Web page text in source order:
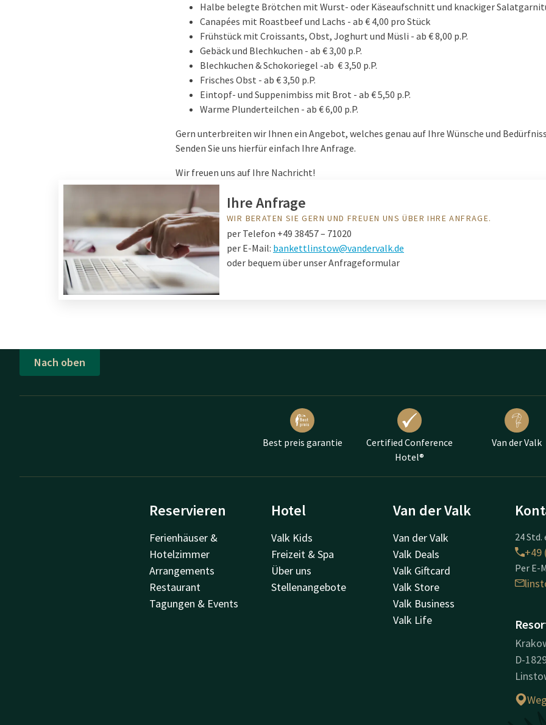
Halbe belegte Brötchen mit Wurst- oder Käseaufschnitt und knackiger
Canapées mit Roastbeef und Lachs - ab € 4,00 pro Stück
Frühstück mit Croissants, Obst, Joghurt und Müsli - ab € 8,00 p.P.
Gebäck und Blechkuchen - ab € 3,00 p.P.
Blechkuchen & Schokoriegel -ab € 3,50 p.P.
Frisches Obst - ab € 3,50 p.P.
Eintopf- und Suppenimbiss mit Brot - ab € 5,50 p.P.
Warme Plunderteilchen - ab € 6,00 p.P.
Gern unterbreiten wir Ihnen ein Angebot, welches genau auf Ihre Wünsche und
Senden Sie uns hierfür einfach Ihre Anfrage.
Wir freuen uns auf Ihre Nachricht!
Ihre Anfrage
WIR BERATEN SIE GERN UND FREUEN UNS ÜBER IHRE ANFRAGE.
per Telefon +49 38457 – 71020
per E-Mail: bankettlinstow@vandervalk.de
oder bequem über unser Anfrageformular
Nach oben
Best preis garantie
Certified Conference
Hotel®
Van der Valk
Reservieren
Ferienhäuser &
Hotelzimmer
Arrangements
Restaurant
Tagungen & Events
Hotel
Valk Kids
Freizeit & Spa
Über uns
Stellenangebote
Van der Valk
Van der Valk
Valk Deals
Valk Giftcard
Valk Store
Valk Business
Valk Life
24
+49
Per E-
D-